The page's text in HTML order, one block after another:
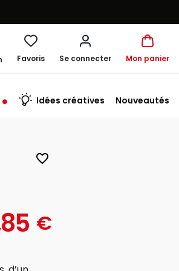
Favoris Se connecter Mon panier
Idées créatives Nouveautés
favorite_border
€